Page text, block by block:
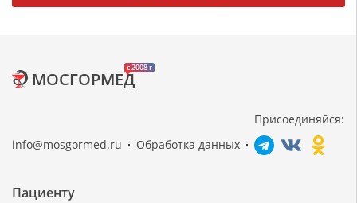
c 2008 г
МОСГОРМЕД
info@mosgormed.ru Обработка данных
Присоединяйся:
Пациенту